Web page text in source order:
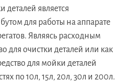
деталей является
для работы на аппарате
Являясь расходным
для очистки деталей или как
для мойки деталей
по 10л, 15л, 20л, 30л и 200л.